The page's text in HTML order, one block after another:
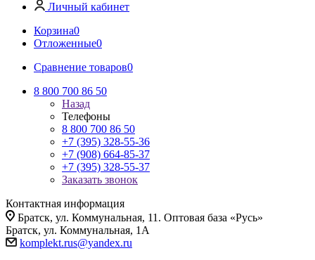
Личный кабинет
Корзина0
Отложенные0
Сравнение товаров0
8 800 700 86 50
Назад
Телефоны
8 800 700 86 50
+7 (395) 328-55-36
+7 (908) 664-85-37
+7 (395) 328-55-37
Заказать звонок
Контактная информация
Братск, ул. Коммунальная, 11. Оптовая база «Русь»
Братск, ул. Коммунальная, 1А
komplekt.rus@yandex.ru